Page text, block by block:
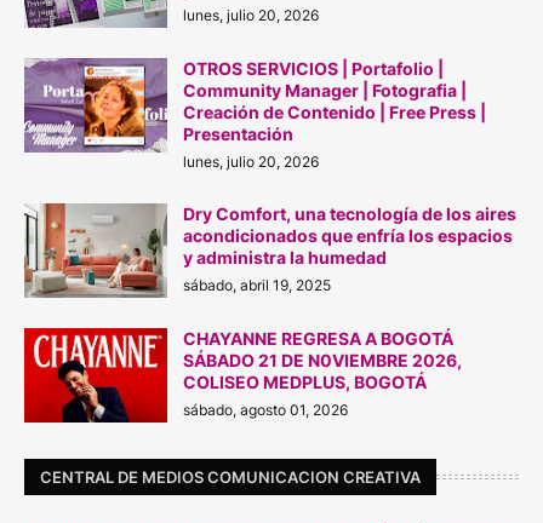
lunes, julio 20, 2026
OTROS SERVICIOS | Portafolio |
Community Manager | Fotografia |
Creación de Contenido | Free Press |
Presentación
lunes, julio 20, 2026
Dry Comfort, una tecnología de los aires
acondicionados que enfría los espacios
y administra la humedad
sábado, abril 19, 2025
CHAYANNE REGRESA A BOGOTÁ
SÁBADO 21 DE N0VIEMBRE 2026,
COLISEO MEDPLUS, BOGOTÁ
sábado, agosto 01, 2026
CENTRAL DE MEDIOS COMUNICACION CREATIVA